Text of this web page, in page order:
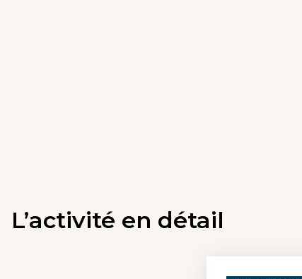
L’activité en détail